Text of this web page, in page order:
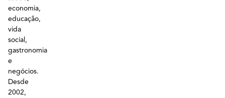
economia,
educação,
vida
social,
gastronomia
e
negócios.
Desde
2002,